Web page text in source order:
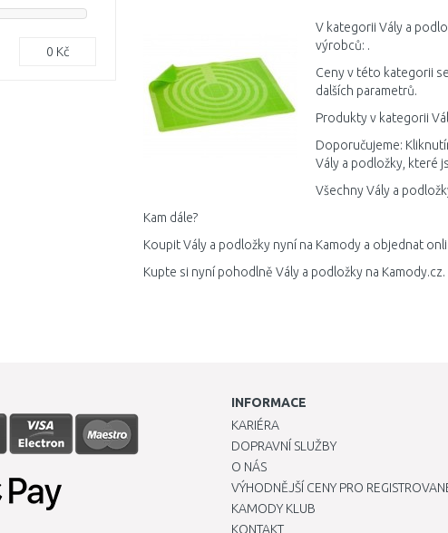
V kategorii Vály a
výrobců: .
Ceny v této kategorii
dalších parametrů.
Produkty v kategorii
Doporučujeme:
Vály a podložky, které
Všechny Vály a
Kam dále?
Koupit Vály a podložky nyní na Kamody a objednat
Kupte si nyní pohodlně Vály a podložky na Kamody.cz.
0 Kč
INFORMACE
KARIÉRA
DOPRAVNÍ SLUŽBY
O NÁS
VÝHODNĚJŠÍ CENY PRO
KAMODY KLUB
KONTAKT